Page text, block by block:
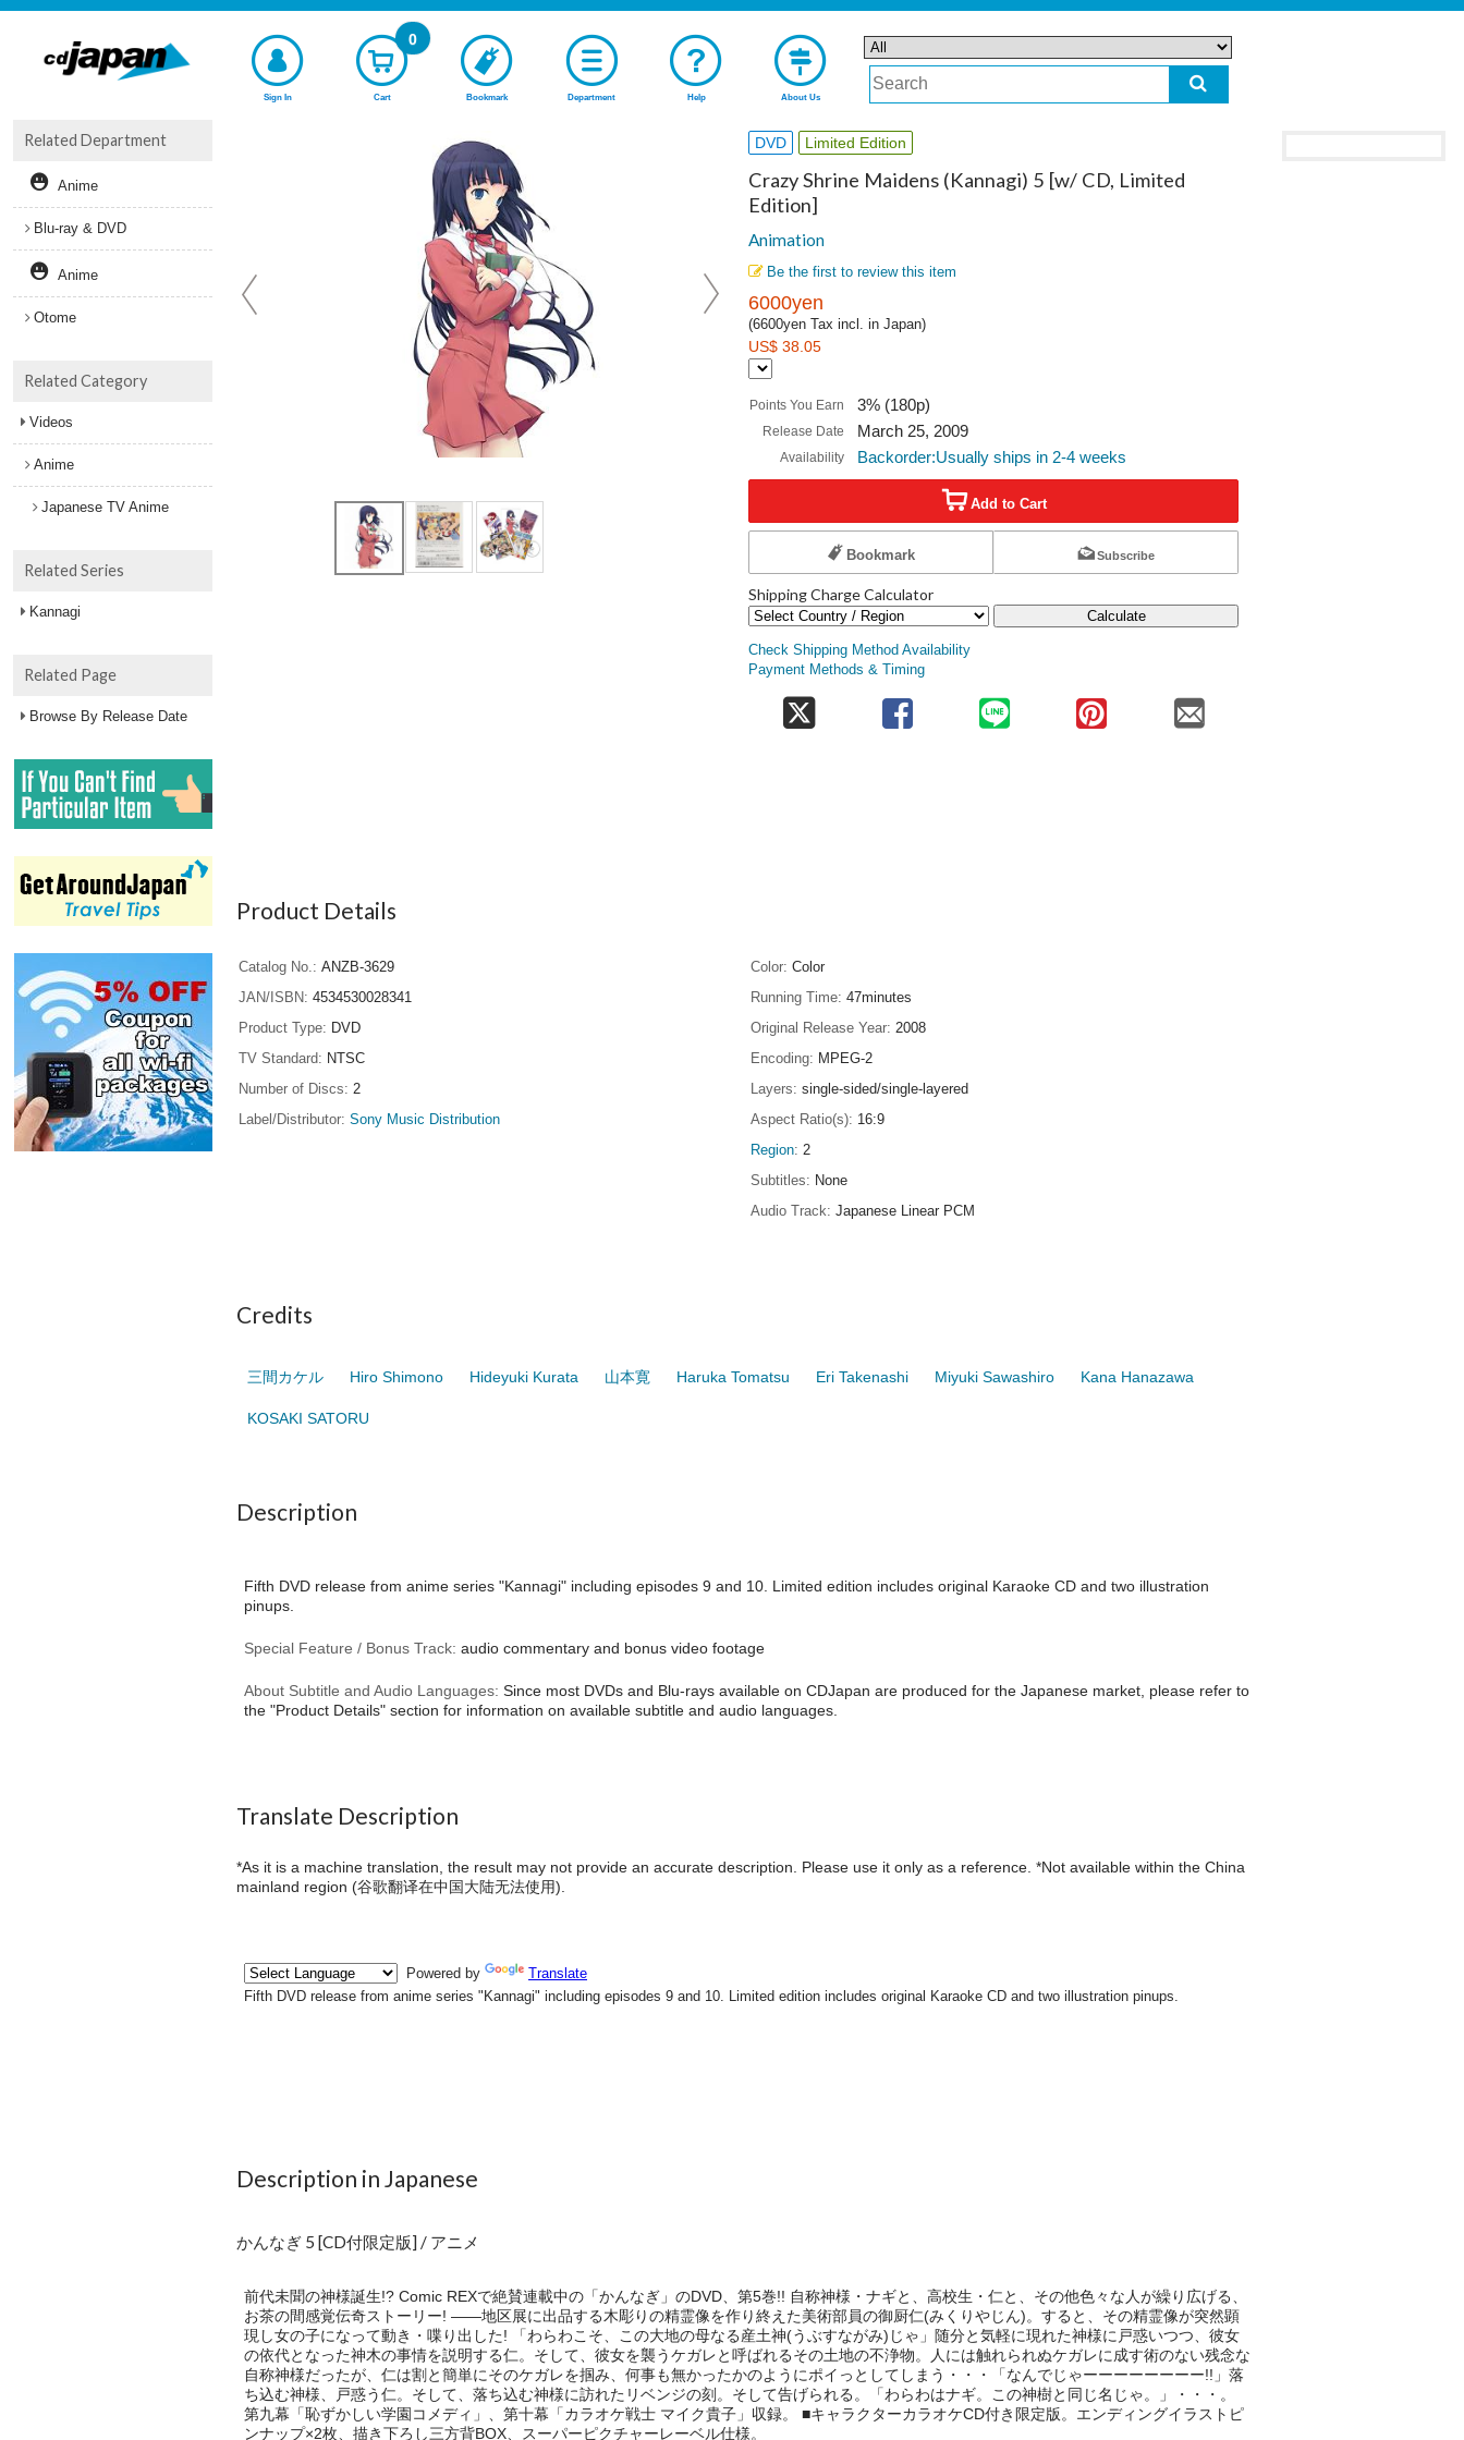
Sign In Cart
0
Bookmark Department Help About Us
DVD Limited Edition
Crazy Shrine Maidens (Kannagi) 5 [w/ CD, Limited
Edition]
Animation
Be the first to review this item
6000yen
(6600yen Tax incl. in Japan)
US$ 38.05
Points You Earn 3% (180p)
Release Date March 25, 2009
Availability Backorder:Usually ships in 2-4 weeks
Add to Cart
Bookmark Subscribe
Shipping Charge Calculator
Calculate
Check Shipping Method Availability
Payment Methods & Timing
Product Details
Catalog No.
ANZB-3629
JAN/ISBN
4534530028341
Product Type
DVD
TV Standard
NTSC
Number of Discs
2
Label/Distributor Sony Music Distribution
Color Color
Running Time 47minutes
Original Release Year
2008
Encoding
MPEG-2
Layers
single-sided/single-layered
Aspect Ratio(s)
16:9
Region
2
Subtitles
None
Audio Track
Japanese Linear PCM
Credits
三間カケル Hiro Shimono Hideyuki Kurata 山本寛 Haruka Tomatsu Eri Takenashi Miyuki Sawashiro Kana Hanazawa
KOSAKI SATORU
Description
Fifth DVD release from anime series "Kannagi" including episodes 9 and 10. Limited edition includes original Karaoke CD and two illustration
pinups.
Special Feature / Bonus Track: audio commentary and bonus video footage
About Subtitle and Audio Languages: Since most DVDs and Blu-rays available on CDJapan are produced for the Japanese market, please refer to
the "Product Details" section for information on available subtitle and audio languages.
Translate Description
*As it is a machine translation, the result may not provide an accurate description. Please use it only as a reference. *Not available within the China
mainland region (谷歌翻译在中国大陆无法使用).
Description in Japanese
かんなぎ 5 [CD付限定版] / アニメ
前代未聞の神様誕生!? Comic REXで絶賛連載中の「かんなぎ」のDVD、第5巻!! 自称神様・ナギと、高校生・仁と、その他色々な人が繰り広げる、
お茶の間感覚伝奇ストーリー! ――地区展に出品する木彫りの精霊像を作り終えた美術部員の御厨仁(みくりやじん)。すると、その精霊像が突然顕
現し女の子になって動き・喋り出した! 「わらわこそ、この大地の母なる産土神(うぶすながみ)じゃ」随分と気軽に現れた神様に戸惑いつつ、彼女
の依代となった神木の事情を説明する仁。そして、彼女を襲うケガレと呼ばれるその土地の不浄物。人には触れられぬケガレに成す術のない残念な
自称神様だったが、仁は割と簡単にそのケガレを掴み、何事も無かったかのようにポイっとしてしまう・・・「なんでじゃーーーーーーーー!!」落
ち込む神様、戸惑う仁。そして、落ち込む神様に訪れたリベンジの刻。そして告げられる。「わらわはナギ。この神樹と同じ名じゃ。」・・・。
第九幕「恥ずかしい学園コメディ」、第十幕「カラオケ戦士 マイク貴子」収録。 ■キャラクターカラオケCD付き限定版。エンディングイラストピ
ンナップ×2枚、描き下ろし三方背BOX、スーパーピクチャーレーベル仕様。
Related Department
Anime
Blu-ray & DVD
Anime
Otome
Related Category
Videos
Anime
Japanese TV Anime
Related Series
Kannagi
Related Page
Browse By Release Date